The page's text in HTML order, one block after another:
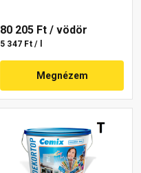
80 205 Ft / vödör
5 347 Ft / l
Megnézem